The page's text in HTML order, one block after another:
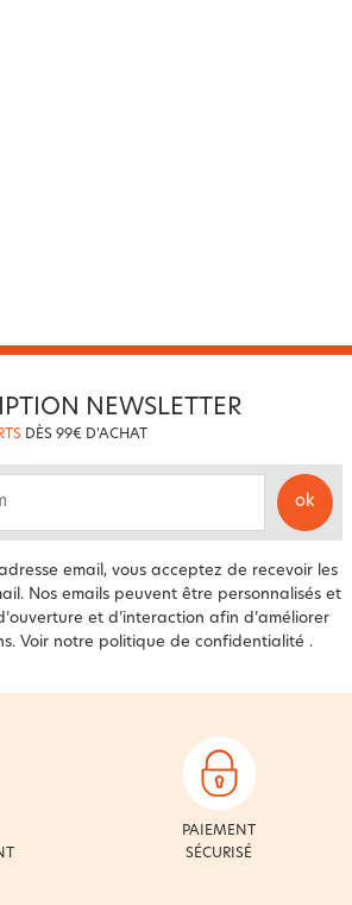
NEWSLETTER
DÈS 99€ D'ACHAT
ok
email, vous acceptez de recevoir les
Nos emails peuvent être personnalisés et
et d’interaction afin d’améliorer
Voir notre politique de confidentialité .
PAIEMENT
SÉCURISÉ